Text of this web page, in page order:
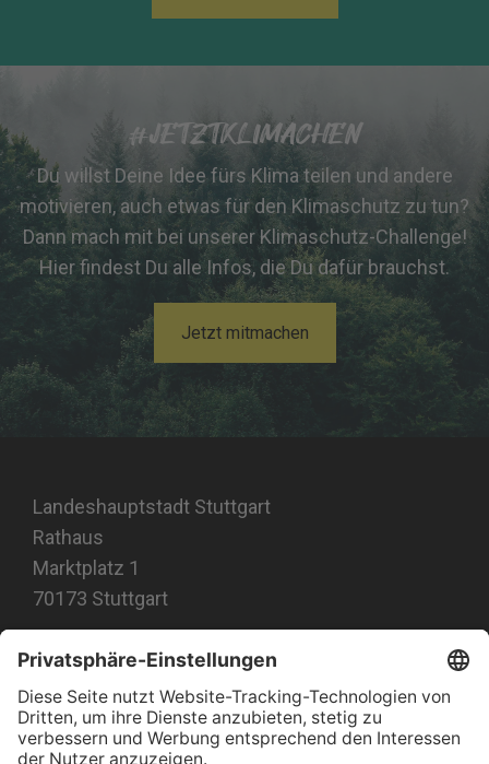
#JETZTKLIMACHEN
Du willst Deine Idee fürs Klima teilen und andere
motivieren, auch etwas für den Klimaschutz zu tun?
Dann mach mit bei unserer Klimaschutz-Challenge!
Hier findest Du alle Infos, die Du dafür brauchst.
Jetzt mitmachen
Landeshauptstadt Stuttgart
Rathaus
Marktplatz 1
70173 Stuttgart
#jetztklimachen